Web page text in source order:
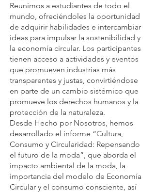
Reunimos a estudiantes de todo el
mundo, ofreciéndoles la oportunidad
de adquirir habilidades e intercambiar
ideas para impulsar la sostenibilidad y
la economía circular. Los participantes
tienen acceso a actividades y eventos
que promueven industrias más
transparentes y justas, convirtiéndose
en parte de un cambio sistémico que
promueve los derechos humanos y la
protección de la naturaleza.
Desde Hecho por Nosotros, hemos
desarrollado el informe “Cultura,
Consumo y Circularidad: Repensando
el futuro de la moda”, que aborda el
impacto ambiental de la moda, la
importancia del modelo de Economía
Circular y el consumo consciente, así